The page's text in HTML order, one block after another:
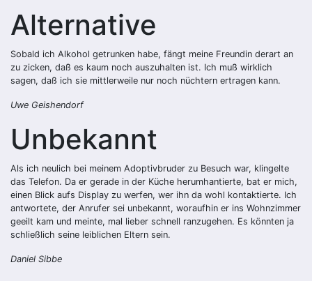
Alternative
Sobald ich Alkohol getrunken habe, fängt meine Freundin derart an
zu zicken, daß es kaum noch auszuhalten ist. Ich muß wirklich
sagen, daß ich sie mittlerweile nur noch nüchtern ertragen kann.
Uwe Geishendorf
Unbekannt
Als ich neulich bei meinem Adoptivbruder zu Besuch war, klingelte
das Telefon. Da er gerade in der Küche herumhantierte, bat er mich,
einen Blick aufs Display zu werfen, wer ihn da wohl kontaktierte. Ich
antwortete, der Anrufer sei unbekannt, woraufhin er ins Wohnzimmer
geeilt kam und meinte, mal lieber schnell ranzugehen. Es könnten ja
schließlich seine leiblichen Eltern sein.
Daniel Sibbe